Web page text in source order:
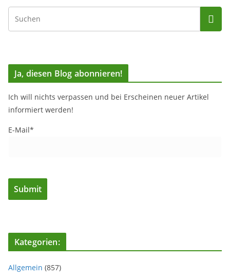
Ja, diesen Blog abonnieren!
Ich will nichts verpassen und bei Erscheinen neuer Artikel
informiert werden!
E-Mail*
Kategorien:
Allgemein (857)